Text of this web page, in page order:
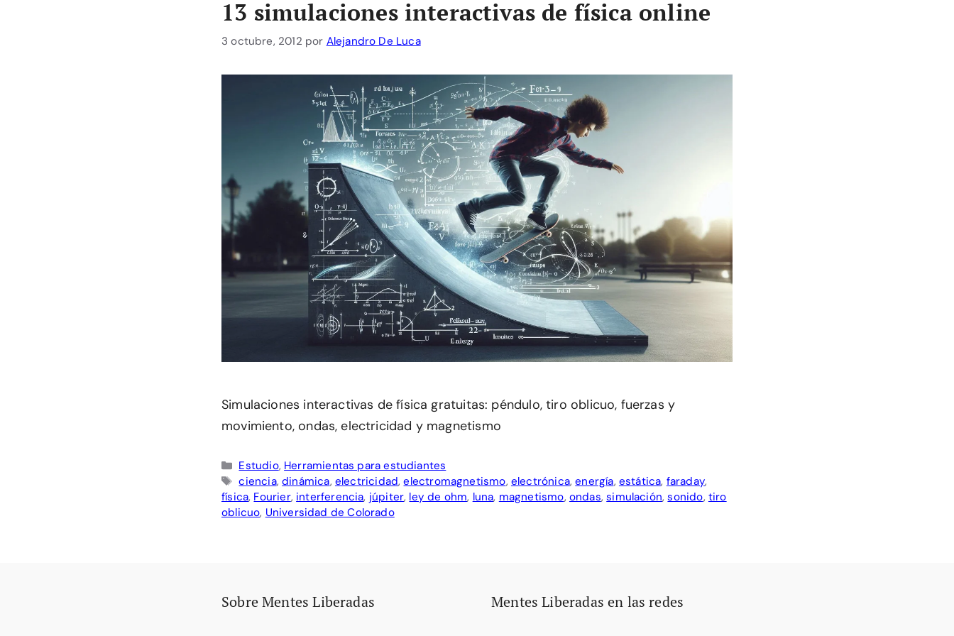
13 simulaciones interactivas de física online
3 octubre, 2012 por Alejandro De Luca
Simulaciones interactivas de física gratuitas: péndulo, tiro oblicuo, fuerzas y
movimiento, ondas, electricidad y magnetismo
Categorías
Estudio, Herramientas para estudiantes
Etiquetas
ciencia,dinámica, electricidad,electromagnetismo, electrónica,energía, estática, faraday,
física, Fourier, interferencia, júpiter, ley de ohm, luna, magnetismo, ondas,simulación,sonido, tiro
oblicuo, Universidad de Colorado
Sobre Mentes Liberadas Mentes Liberadas en las redes